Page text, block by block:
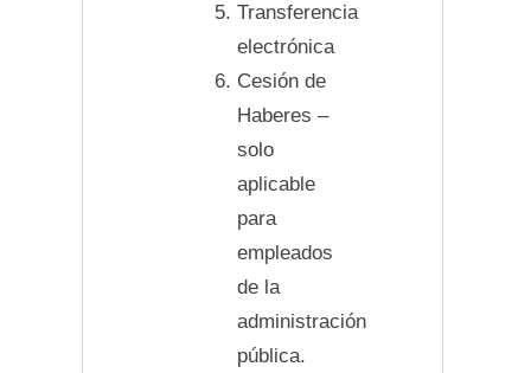
Transferencia
electrónica
Cesión de
Haberes –
solo
aplicable
para
empleados
de la
administración
pública.